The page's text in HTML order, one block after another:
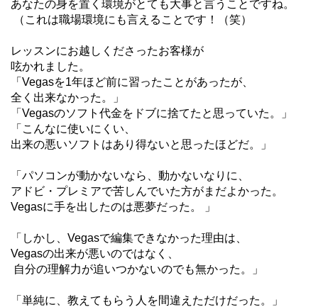
あなたの身を置く環境がとても大事と言うことですね。
（これは職場環境にも言えることです！（笑）
レッスンにお越しくださったお客様が
呟かれました。
「Vegasを1年ほど前に習ったことがあったが、
全く出来なかった。」
「Vegasのソフト代金をドブに捨てたと思っていた。」
「こんなに使いにくい、
出来の悪いソフトはあり得ないと思ったほどだ。」
「パソコンが動かないなら、動かないなりに、
アドビ・プレミアで苦しんでいた方がまだよかった。
Vegasに手を出したのは悪夢だった。 」
「しかし、Vegasで編集できなかった理由は、
Vegasの出来が悪いのではなく、
自分の理解力が追いつかないのでも無かった。」
「単純に、教えてもらう人を間違えただけだった。」